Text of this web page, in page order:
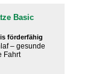
Basic
förderfähig
– gesunde
Fahrt